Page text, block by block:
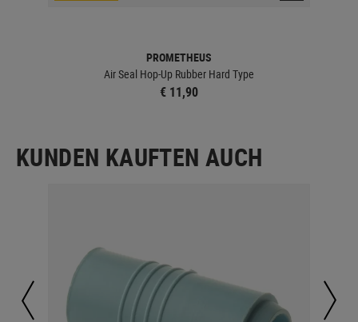
PROMETHEUS
Air Seal Hop-Up Rubber Hard Type
€ 11,90
KUNDEN KAUFTEN AUCH